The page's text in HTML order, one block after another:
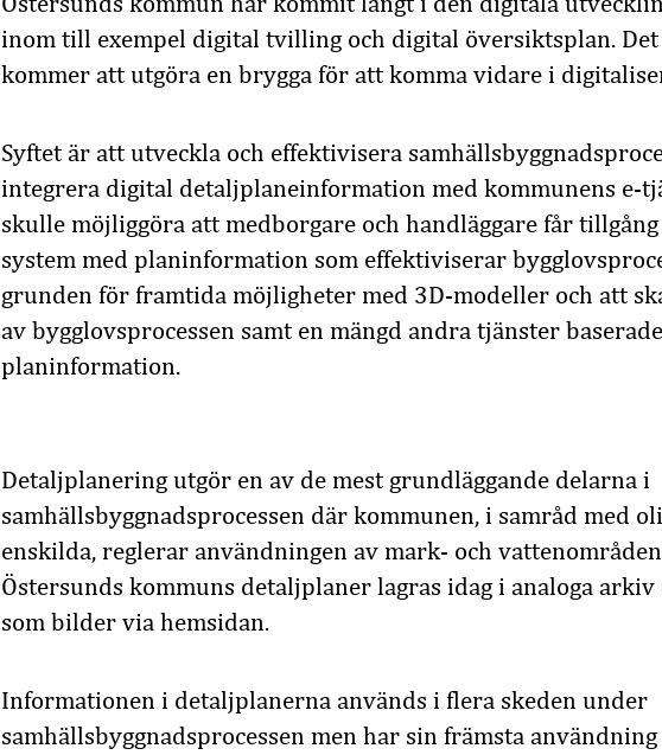
inom till exempel digital tvilling och digital översiktsplan.
kommer att utgöra en brygga för att komma vidare i
Syftet är att utveckla och effektivisera
integrera digital detaljplaneinformation med kommunens e-
skulle möjliggöra att medborgare och handläggare får
system med planinformation som effektiviserar
grunden för framtida möjligheter med 3D-modeller och att
av bygglovsprocessen samt en mängd andra tjänster
planinformation.
Detaljplanering utgör en av de mest grundläggande delarna i
samhällsbyggnadsprocessen där kommunen, i samråd med
enskilda, reglerar användningen av mark- och
Östersunds kommuns detaljplaner lagras idag i analoga
som bilder via hemsidan.
Informationen i detaljplanerna används i flera skeden under
samhällsbyggnadsprocessen men har sin främsta